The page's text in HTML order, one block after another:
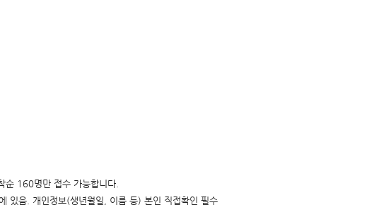
160명만 접수 가능합니다.
있음. 개인정보(생년월일, 이름 등) 본인 직접확인 필수